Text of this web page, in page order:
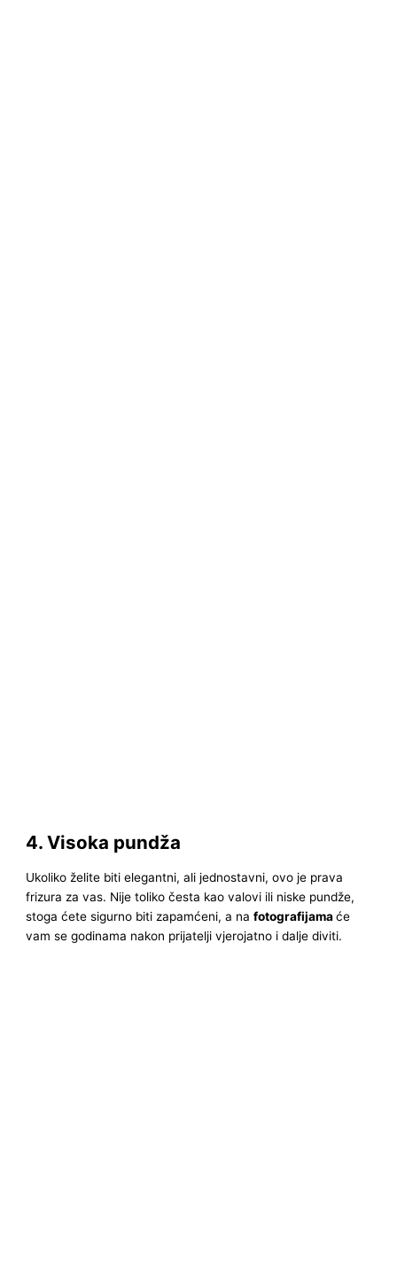
4. Visoka pundža
Ukoliko želite biti elegantni, ali jednostavni, ovo je prava
frizura za vas. Nije toliko česta kao valovi ili niske pundže,
stoga ćete sigurno biti zapamćeni, a nafotografijamaće
vam se godinama nakon prijatelji vjerojatno i dalje diviti.